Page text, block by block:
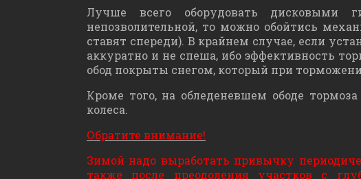
Лучше всего оборудовать дисковыми
непозволительной, то можно обойтись
ставят спереди). В крайнем случае, если
аккуратно и не спеша, ибо эффективность
обод покрыты снегом, который при
Кроме того, на обледеневшем ободе
колеса.
Обратите внимание!
Зимой надо выработать привычку
также после преодоления участков с